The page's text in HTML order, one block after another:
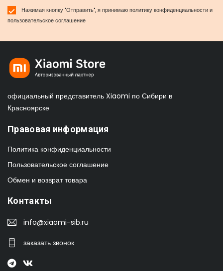
Нажимая кнопку "Отправить", я принимаюполитику конфиденциальностии
пользовательское соглашение
официальный представитель Xiaomi по Сибири в
Красноярске
Правовая информация
Политика конфиденциальности
Пользовательское соглашение
Обмен и возврат товара
Контакты
info@xiaomi-sib.ru
заказать звонок